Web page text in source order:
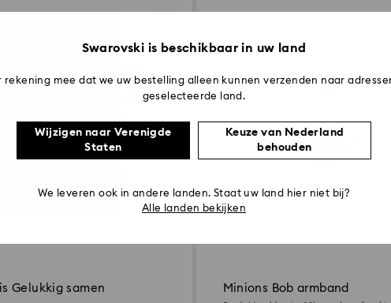
Gelukkig samen Minions Bob armband
Swarovski is beschikbaar in uw land
rekening mee dat we uw bestelling alleen kunnen verzenden naar
geselecteerde land.
Wijzigen naar Verenigde
Staten
Keuze van Nederland
behouden
We leveren ook in andere landen. Staat uw land hier niet bij?
Alle landen bekijken